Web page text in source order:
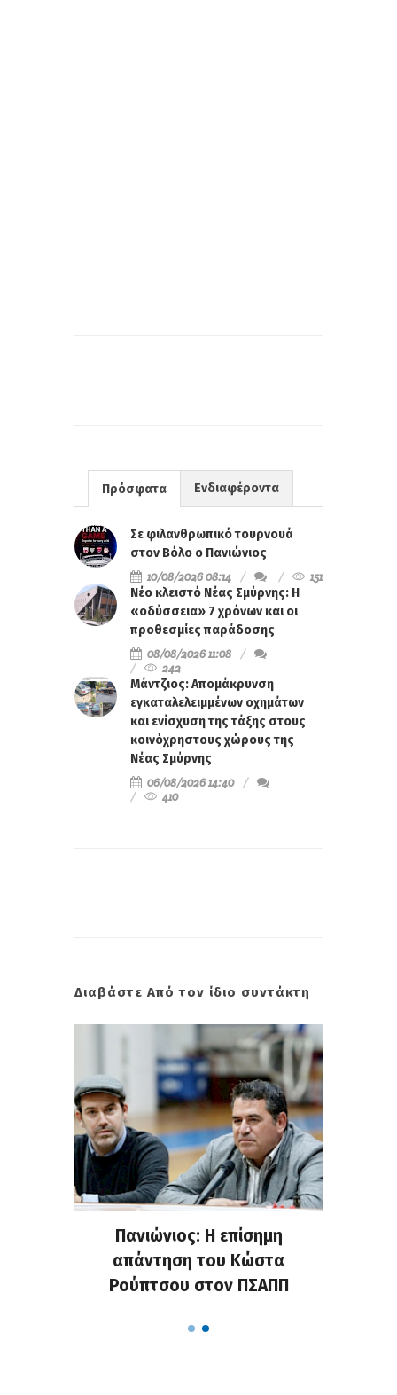
Πρόσφατα Ενδιαφέροντα
Σε φιλανθρωπικό τουρνουά
στον Βόλο ο Πανιώνιος
10/08/2026 08:14
151
Νέο κλειστό Νέας Σμύρνης: Η
«οδύσσεια» 7 χρόνων και οι
προθεσμίες παράδοσης
08/08/2026 11:08
242
Μάντζιος: Απομάκρυνση
εγκαταλελειμμένων οχημάτων
και ενίσχυση της τάξης στους
κοινόχρηστους χώρους της
Νέας Σμύρνης
06/08/2026 14:40
410
Διαβάστε Από τον ίδιο συντάκτη
Πανιώνιος: Η επίσημη
απάντηση του Κώστα
Ρούπτσου στον ΠΣΑΠΠ